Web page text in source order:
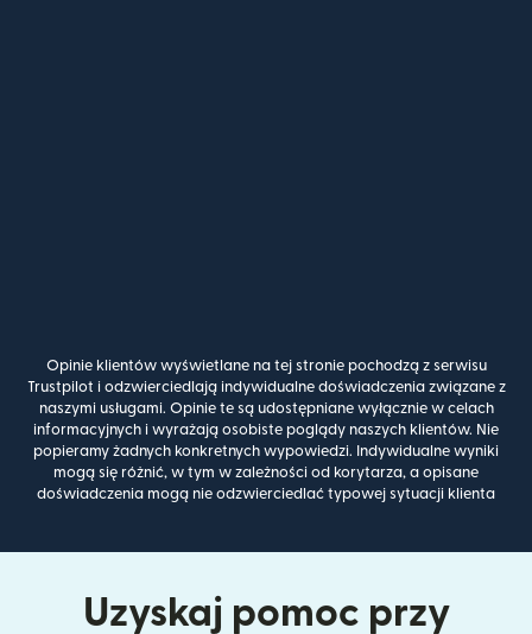
Opinie klientów wyświetlane na tej stronie pochodzą z serwisu
Trustpilot i odzwierciedlają indywidualne doświadczenia związane z
naszymi usługami. Opinie te są udostępniane wyłącznie w celach
informacyjnych i wyrażają osobiste poglądy naszych klientów. Nie
popieramy żadnych konkretnych wypowiedzi. Indywidualne wyniki
mogą się różnić, w tym w zależności od korytarza, a opisane
doświadczenia mogą nie odzwierciedlać typowej sytuacji klienta
Uzyskaj pomoc przy